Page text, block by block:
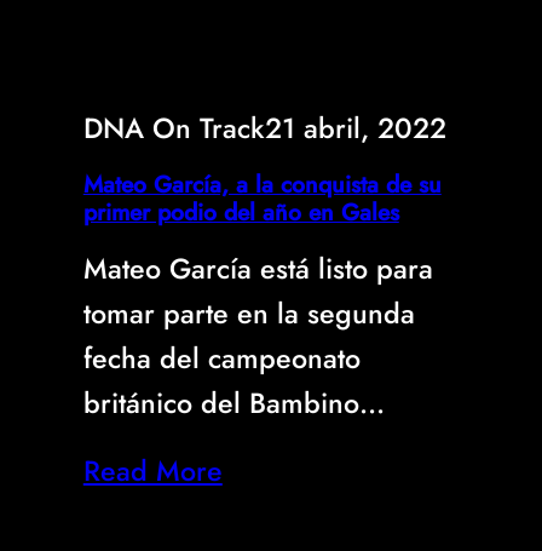
DNA On Track21 abril, 2022
Mateo García, a la conquista de su
primer podio del año en Gales
Mateo García está listo para
tomar parte en la segunda
fecha del campeonato
británico del Bambino…
Read More